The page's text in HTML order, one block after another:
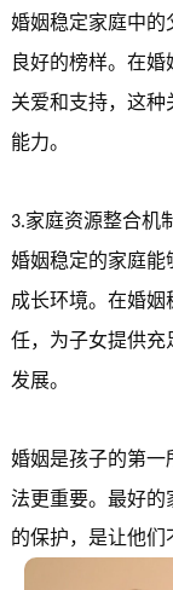
婚姻稳定家庭中的
良好的榜样。在婚
关爱和支持，这种
能力。
3.家庭资源整合机
婚姻稳定的家庭能
成长环境。在婚
任，为子女提供充
发展。
婚姻是孩子的第一
法更重要。最好的
的保护，是让他们